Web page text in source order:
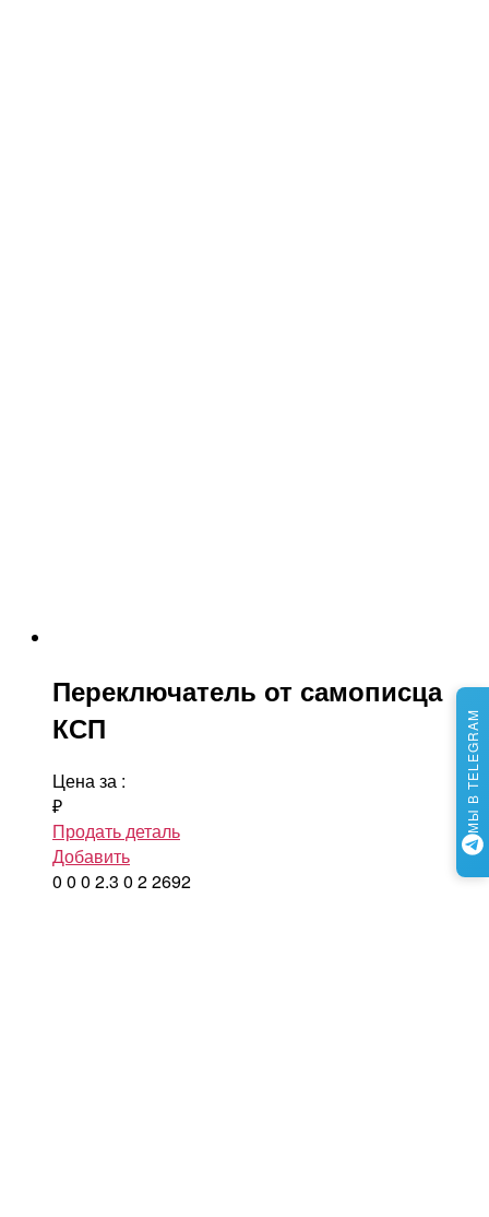
Переключатель от самописца
КСП
Цена за :
₽
Продать деталь
Добавить
0 0 0 2.3 0 22692
МЫ В TELEGRAM